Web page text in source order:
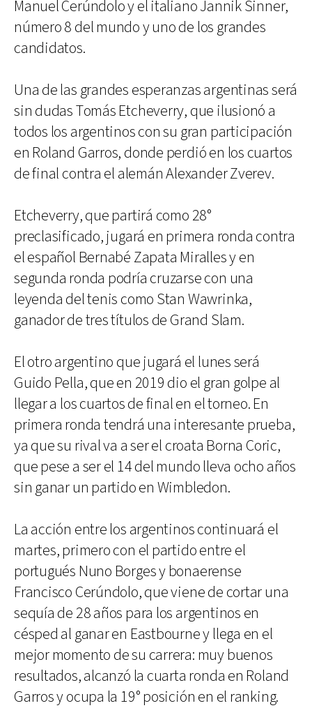
Manuel Cerúndolo y el italiano Jannik Sinner,
número 8 del mundo y uno de los grandes
candidatos.
Una de las grandes esperanzas argentinas será
sin dudas Tomás Etcheverry, que ilusionó a
todos los argentinos con su gran participación
en Roland Garros, donde perdió en los cuartos
de final contra el alemán Alexander Zverev.
Etcheverry, que partirá como 28°
preclasificado, jugará en primera ronda contra
el español Bernabé Zapata Miralles y en
segunda ronda podría cruzarse con una
leyenda del tenis como Stan Wawrinka,
ganador de tres títulos de Grand Slam.
El otro argentino que jugará el lunes será
Guido Pella, que en 2019 dio el gran golpe al
llegar a los cuartos de final en el torneo. En
primera ronda tendrá una interesante prueba,
ya que su rival va a ser el croata Borna Coric,
que pese a ser el 14 del mundo lleva ocho años
sin ganar un partido en Wimbledon.
La acción entre los argentinos continuará el
martes, primero con el partido entre el
portugués Nuno Borges y bonaerense
Francisco Cerúndolo, que viene de cortar una
sequía de 28 años para los argentinos en
césped al ganar en Eastbourne y llega en el
mejor momento de su carrera: muy buenos
resultados, alcanzó la cuarta ronda en Roland
Garros y ocupa la 19° posición en el ranking.